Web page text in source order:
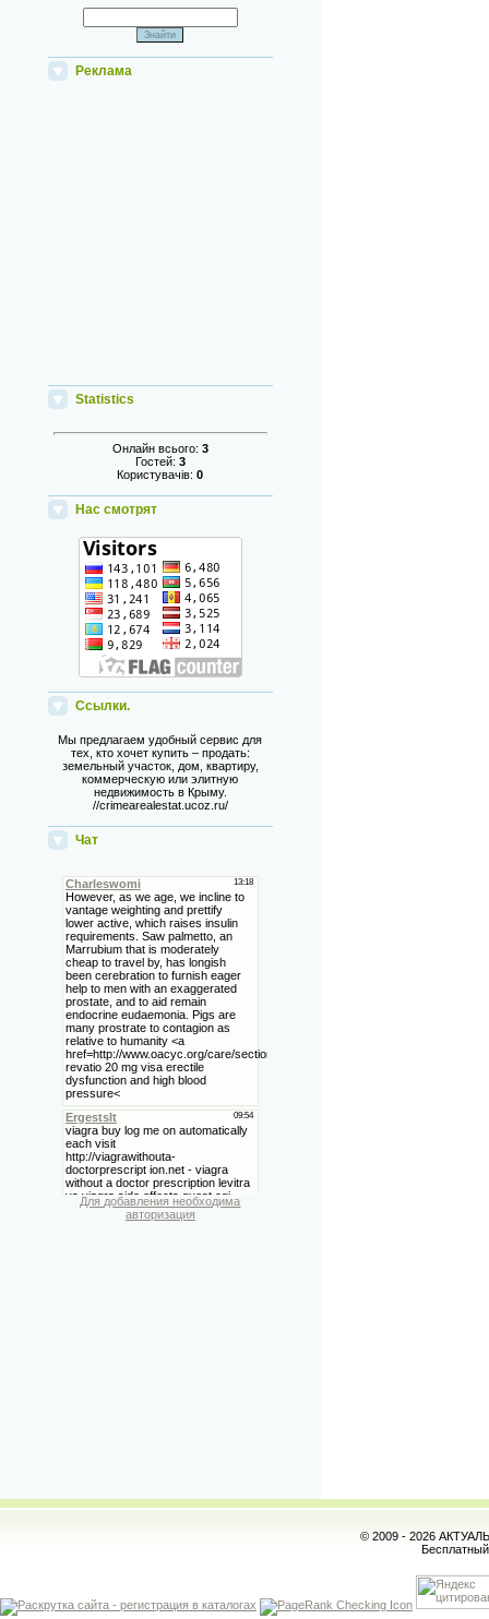
Реклама
Statistics
Онлайн всього: 3
Гостей: 3
Користувачів:0
Нас смотрят
Ссылки.
Мы предлагаем удобный сервис для
тех, кто хочет купить – продать:
земельный участок, дом, квартиру,
коммерческую или элитную
недвижимость в Крыму.
//crimearealestat.ucoz.ru/
Чат
Для добавления необходима
авторизация
© 2009 - 2026